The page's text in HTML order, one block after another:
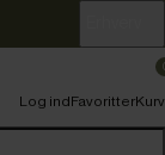
Log indFavoritterKurv